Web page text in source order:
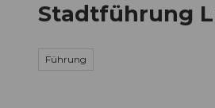
Stadtführung
Führung